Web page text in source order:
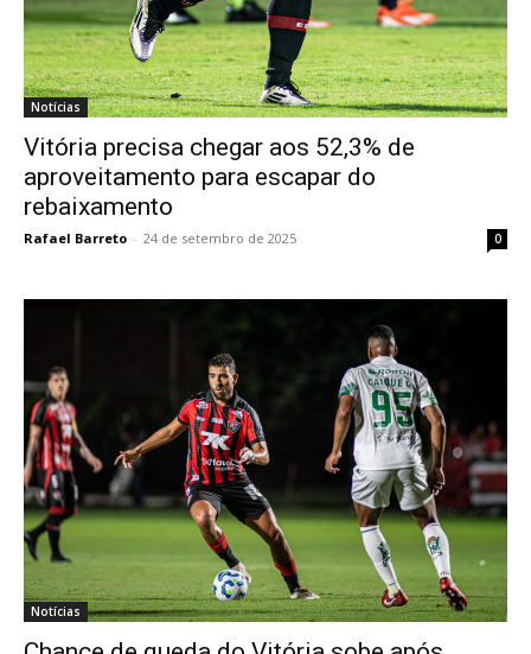
Notícias
Vitória precisa chegar aos 52,3% de
aproveitamento para escapar do
rebaixamento
Rafael Barreto - 24 de setembro de 2025 0
Notícias